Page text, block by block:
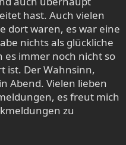
hast. Auch vielen
dort waren, es war eine
nichts als glückliche
es immer noch nicht so
ist. Der Wahnsinn,
Abend. Vielen lieben
es freut mich
zu